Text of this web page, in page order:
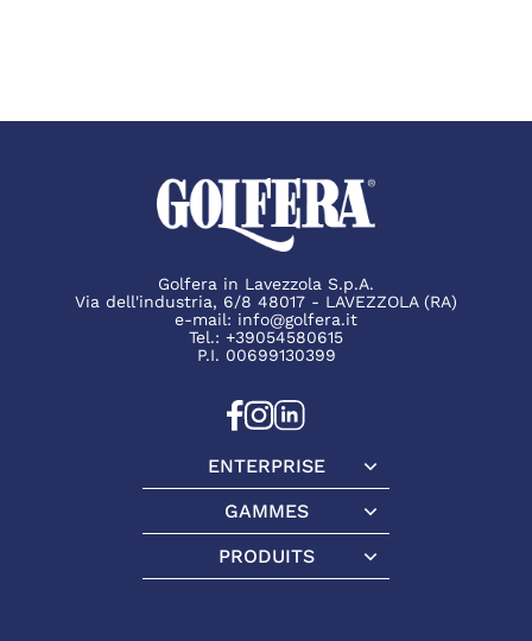
Golfera in Lavezzola S.p.A.
Via dell'industria, 6/8 48017 - LAVEZZOLA (RA)
e-mail: info@golfera.it
Tel.: +39054580615
P.I. 00699130399
ENTERPRISE
Enterprise
GAMMES
Gammes
PRODUITS
Produits